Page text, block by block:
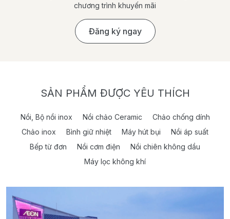
chương trình khuyến mãi
Đăng ký ngay
SẢN PHẨM ĐƯỢC YÊU THÍCH
Nồi, Bộ nồi inox Nồi chảo Ceramic
Chảo chống dính
Chảo inox
Bình giữ nhiệt Máy hút bụi
Nồi áp suất
Bếp từ đơn
Nồi cơm điện
Nồi chiên không dầu
Máy lọc không khí